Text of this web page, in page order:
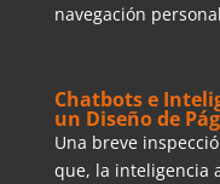
navegación
Chatbots e
un Diseño de
Una breve
que, la inteligencia